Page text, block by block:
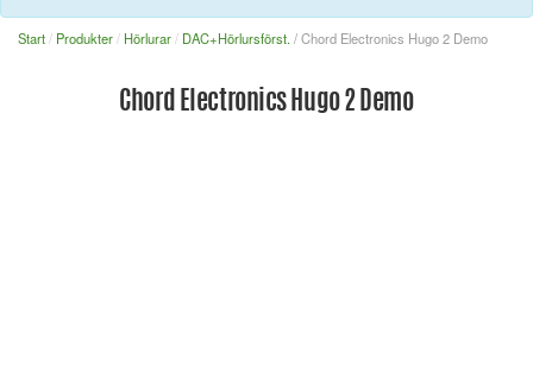
Start Produkter Hörlurar DAC+Hörlursförst. / Chord Electronics Hugo 2 Demo
Chord Electronics Hugo 2 Demo